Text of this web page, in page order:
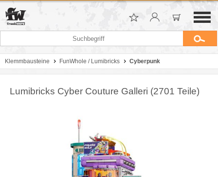
Klemmbausteine FunWhole / Lumibricks Cyberpunk
Lumibricks Cyber ​​Couture Galleri (2701 Teile)